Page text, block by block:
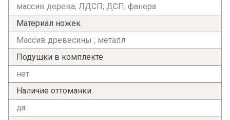
массив дерева; ЛДСП; ДСП; фанера
Материал ножек
Массив древесины ; металл
Подушки в комплекте
нет
Наличие оттоманки
да